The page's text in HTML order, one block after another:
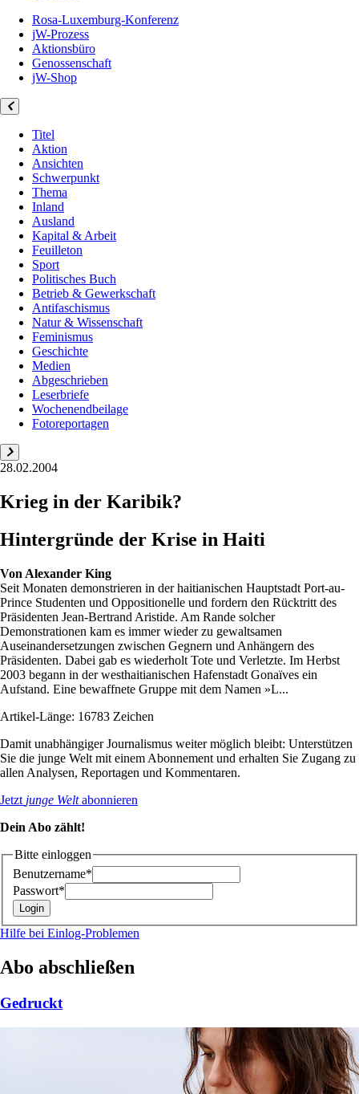
Rosa-Luxemburg-Konferenz
jW-Prozess
Aktionsbüro
Genossenschaft
jW-Shop
Titel
Aktion
Ansichten
Schwerpunkt
Thema
Inland
Ausland
Kapital & Arbeit
Feuilleton
Sport
Politisches Buch
Betrieb & Gewerkschaft
Antifaschismus
Natur & Wissenschaft
Feminismus
Geschichte
Medien
Abgeschrieben
Leserbriefe
Wochenendbeilage
Fotoreportagen
28.02.2004
Krieg in der Karibik?
Hintergründe der Krise in Haiti
Von Alexander King
Seit Monaten demonstrieren in der haitianischen Hauptstadt Port-au-
Prince Studenten und Oppositionelle und fordern den Rücktritt des
Präsidenten Jean-Bertrand Aristide. Am Rande solcher
Demonstrationen kam es immer wieder zu gewaltsamen
Auseinandersetzungen zwischen Gegnern und Anhängern des
Präsidenten. Dabei gab es wiederholt Tote und Verletzte. Im Herbst
2003 begann in der westhaitianischen Hafenstadt Gonaïves ein
Aufstand. Eine bewaffnete Gruppe mit dem Namen »L...
Artikel-Länge: 16783 Zeichen
Damit unabhängiger Journalismus weiter möglich bleibt: Unterstützen
Sie die junge Welt mit einem Abonnement und erhalten Sie Zugang zu
allen Analysen, Reportagen und Kommentaren.
Jetzt junge Weltabonnieren
Dein Abo zählt!
Bitte einloggen
Benutzername*
Passwort*
Hilfe bei Einlog-Problemen
Abo abschließen
Gedruckt